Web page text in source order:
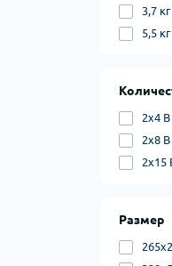
3,7 кг
5,5 кг
2х4 В
2х8 В
2х15
Размер